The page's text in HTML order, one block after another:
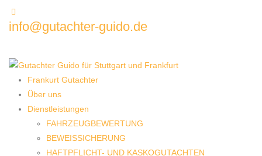
info@gutachter-guido.de
Frankurt Gutachter
Über uns
Dienstleistungen
FAHRZEUGBEWERTUNG
BEWEISSICHERUNG
HAFTPFLICHT- UND KASKOGUTACHTEN